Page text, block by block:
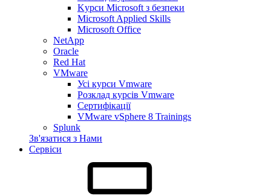
Kyрси Microsoft з безпеки
Microsoft Applied Skills
Microsoft Office
NetApp
Oracle
Red Hat
VMware
Усі курси Vmware
Розклад курсів Vmware
Сертифікації
VMware vSphere 8 Trainings
Splunk
Зв'язатися з Нами
Сервіси